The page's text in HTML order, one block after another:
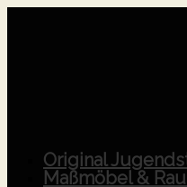
Original
Maßmöbel &